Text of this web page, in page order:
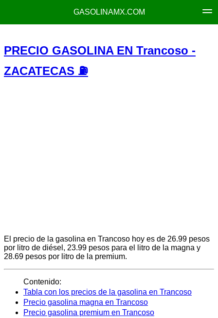
GASOLINAMX.COM
PRECIO GASOLINA EN Trancoso -
ZACATECAS ⛽
El precio de la gasolina en Trancoso hoy es de 26.99 pesos
por litro de diésel, 23.99 pesos para el litro de la magna y
28.69 pesos por litro de la premium.
Contenido:
Tabla con los precios de la gasolina en Trancoso
Precio gasolina magna en Trancoso
Precio gasolina premium en Trancoso